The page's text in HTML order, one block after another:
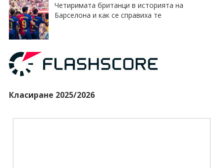
Четиримата британци в историята на
Барселона и как се справиха те
Класиране 2025/2026